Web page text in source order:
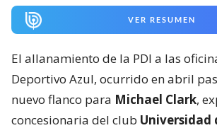
VER RESUMEN
El allanamiento de la PDI a las
Deportivo Azul, ocurrido en abril
nuevo flanco para Michael Clark,
concesionaria del club Universidad